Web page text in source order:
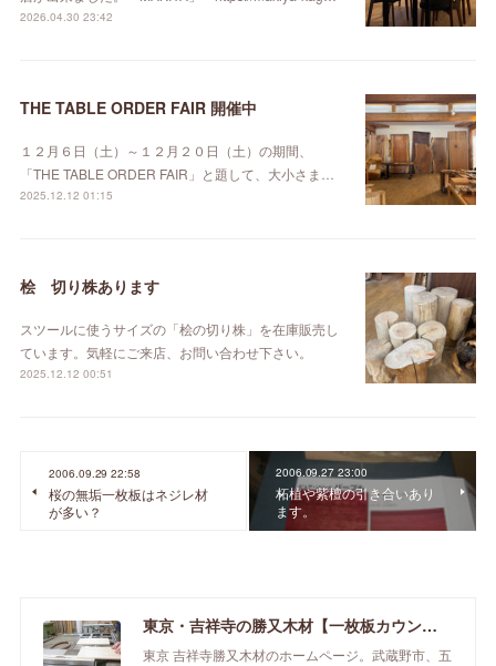
2026.04.30 23:42
THE TABLE ORDER FAIR 開催中
１２月６日（土）～１２月２０日（土）の期間、
「THE TABLE ORDER FAIR」と題して、大小さま…
2025.12.12 01:15
桧 切り株あります
スツールに使うサイズの「桧の切り株」を在庫販売し
ています。気軽にご来店、お問い合わせ下さい。
2025.12.12 00:51
2006.09.29 22:58
桜の無垢一枚板はネジレ材
が多い？
2006.09.27 23:00
柘植や紫檀の引き合いあり
ます。
東京・吉祥寺の勝又木材【一枚板カウンター】
東京 吉祥寺勝又木材のホームページ。武蔵野市、五